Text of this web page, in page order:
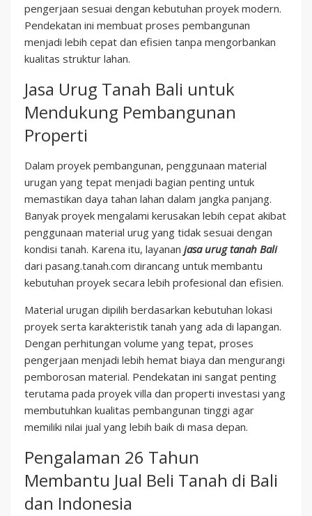
pengerjaan sesuai dengan kebutuhan proyek modern.
Pendekatan ini membuat proses pembangunan
menjadi lebih cepat dan efisien tanpa mengorbankan
kualitas struktur lahan.
Jasa Urug Tanah Bali untuk
Mendukung Pembangunan
Properti
Dalam proyek pembangunan, penggunaan material
urugan yang tepat menjadi bagian penting untuk
memastikan daya tahan lahan dalam jangka panjang.
Banyak proyek mengalami kerusakan lebih cepat akibat
penggunaan material urug yang tidak sesuai dengan
kondisi tanah. Karena itu, layanan jasa urug tanah Bali
dari pasang.tanah.com dirancang untuk membantu
kebutuhan proyek secara lebih profesional dan efisien.
Material urugan dipilih berdasarkan kebutuhan lokasi
proyek serta karakteristik tanah yang ada di lapangan.
Dengan perhitungan volume yang tepat, proses
pengerjaan menjadi lebih hemat biaya dan mengurangi
pemborosan material. Pendekatan ini sangat penting
terutama pada proyek villa dan properti investasi yang
membutuhkan kualitas pembangunan tinggi agar
memiliki nilai jual yang lebih baik di masa depan.
Pengalaman 26 Tahun
Membantu Jual Beli Tanah di Bali
dan Indonesia